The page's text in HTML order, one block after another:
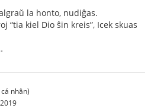
la honto, nudiĝas.
“tia kiel Dio ŝin kreis”, Icek skuas
nhân)